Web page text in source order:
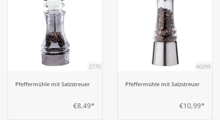
2770
Pfeffermühle mit Salzstreuer
€8,49*
40299
Pfeffermühle mit Salzstreuer
€10,99*